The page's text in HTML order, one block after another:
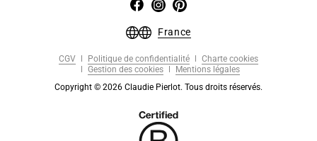
France
CGV Politique de confidentialité
Charte cookies
Gestion des cookies
Mentions légales
Copyright © 2026 Claudie Pierlot. Tous droits réservés.